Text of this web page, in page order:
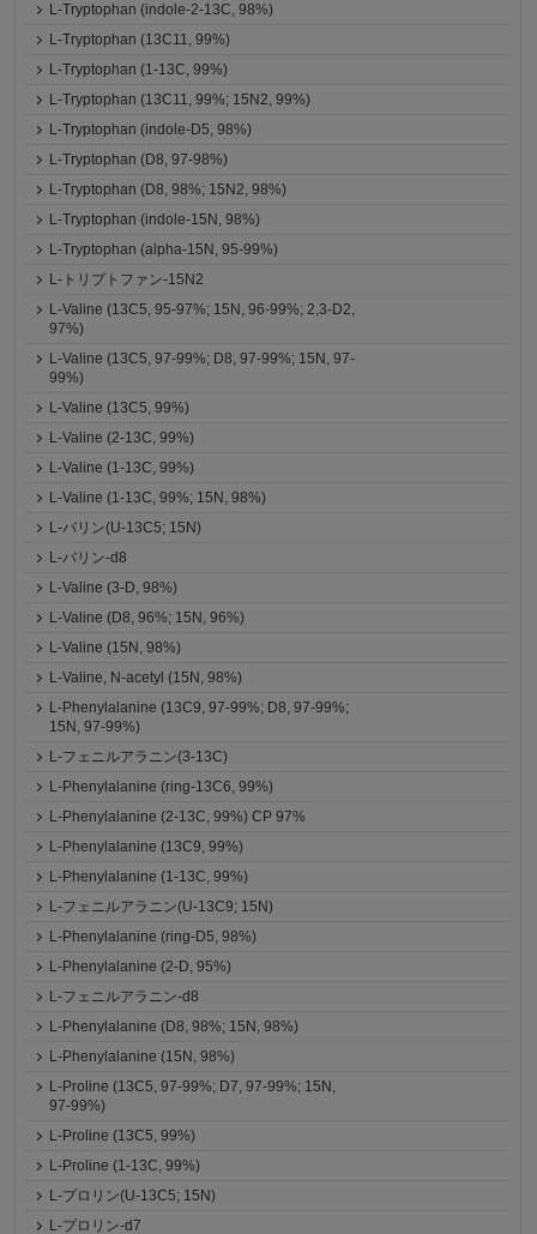
L-Tryptophan (indole-2-13C, 98%)
L-Tryptophan (13C11, 99%)
L-Tryptophan (1-13C, 99%)
L-Tryptophan (13C11, 99%; 15N2, 99%)
L-Tryptophan (indole-D5, 98%)
L-Tryptophan (D8, 97-98%)
L-Tryptophan (D8, 98%; 15N2, 98%)
L-Tryptophan (indole-15N, 98%)
L-Tryptophan (alpha-15N, 95-99%)
L-トリプトファン-15N2
L-Valine (13C5, 95-97%; 15N, 96-99%; 2,3-D2,
97%)
L-Valine (13C5, 97-99%; D8, 97-99%; 15N, 97-
99%)
L-Valine (13C5, 99%)
L-Valine (2-13C, 99%)
L-Valine (1-13C, 99%)
L-Valine (1-13C, 99%; 15N, 98%)
L-バリン(U-13C5; 15N)
L-バリン-d8
L-Valine (3-D, 98%)
L-Valine (D8, 96%; 15N, 96%)
L-Valine (15N, 98%)
L-Valine, N-acetyl (15N, 98%)
L-Phenylalanine (13C9, 97-99%; D8, 97-99%;
15N, 97-99%)
L-フェニルアラニン(3-13C)
L-Phenylalanine (ring-13C6, 99%)
L-Phenylalanine (2-13C, 99%) CP 97%
L-Phenylalanine (13C9, 99%)
L-Phenylalanine (1-13C, 99%)
L-フェニルアラニン(U-13C9; 15N)
L-Phenylalanine (ring-D5, 98%)
L-Phenylalanine (2-D, 95%)
L-フェニルアラニン-d8
L-Phenylalanine (D8, 98%; 15N, 98%)
L-Phenylalanine (15N, 98%)
L-Proline (13C5, 97-99%; D7, 97-99%; 15N,
97-99%)
L-Proline (13C5, 99%)
L-Proline (1-13C, 99%)
L-プロリン(U-13C5; 15N)
L-プロリン-d7